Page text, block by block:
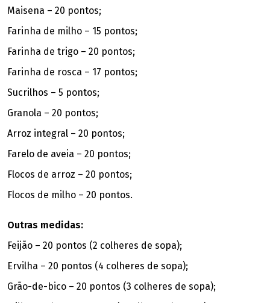
Maisena – 20 pontos;
Farinha de milho – 15 pontos;
Farinha de trigo – 20 pontos;
Farinha de rosca – 17 pontos;
Sucrilhos – 5 pontos;
Granola – 20 pontos;
Arroz integral – 20 pontos;
Farelo de aveia – 20 pontos;
Flocos de arroz – 20 pontos;
Flocos de milho – 20 pontos.
Outras medidas:
Feijão – 20 pontos (2 colheres de sopa);
Ervilha – 20 pontos (4 colheres de sopa);
Grão-de-bico – 20 pontos (3 colheres de sopa);